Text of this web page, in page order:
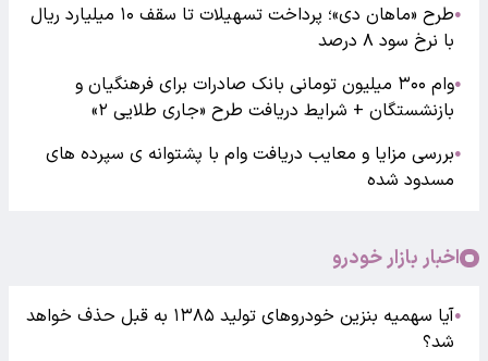
●
طرح «ماهان دی»؛ پرداخت تسهیلات تا سقف ۱۰ میلیارد ریال
با نرخ سود ۸ درصد
●
وام ۳۰۰ میلیون تومانی بانک صادرات برای فرهنگیان و
بازنشستگان + شرایط دریافت طرح «جاری طلایی ۲»
●بررسی مزایا و معایب دریافت وام با پشتوانه ی سپرده های
مسدود شده
اخبار بازار خودرو
●
آیا سهمیه بنزین خودروهای تولید ۱۳۸۵ به قبل حذف خواهد
شد؟